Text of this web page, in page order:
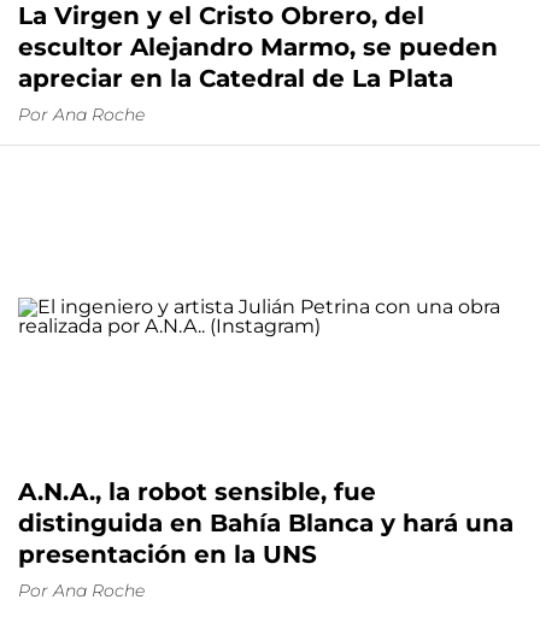
La Virgen y el Cristo Obrero, del
escultor Alejandro Marmo, se pueden
apreciar en la Catedral de La Plata
Por Ana Roche
A.N.A., la robot sensible, fue
distinguida en Bahía Blanca y hará una
presentación en la UNS
Por Ana Roche